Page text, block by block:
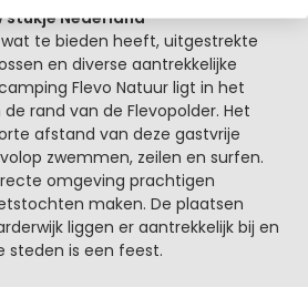
stukje Nederland
te bieden heeft, uitgestrekte
en diverse aantrekkelijke
Flevo Natuur ligt in het
de rand van de Flevopolder. Het
afstand van deze gastvrije
zwemmen, zeilen en surfen.
omgeving prachtigen
maken. De plaatsen
liggen er aantrekkelijk bij en
steden is een feest.